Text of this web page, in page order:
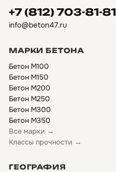
+7 (812) 703-81-81
info@beton47.ru
МАРКИ БЕТОНА
Бетон М100
Бетон М150
Бетон М200
Бетон М250
Бетон М300
Бетон М350
Все марки →
Классы прочности →
ГЕОГРАФИЯ